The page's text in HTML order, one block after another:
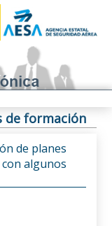
de formación
de planes
algunos